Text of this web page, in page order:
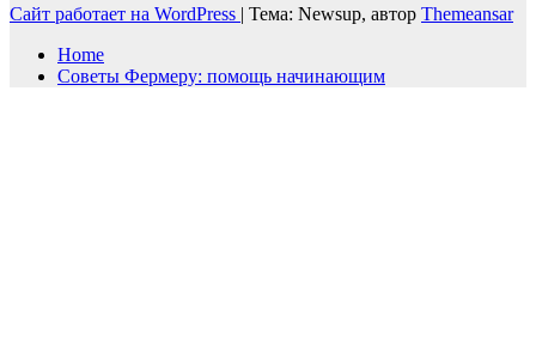
Сайт работает на WordPress | Тема: Newsup, автор Themeansar
Home
Советы Фермеру: помощь начинающим